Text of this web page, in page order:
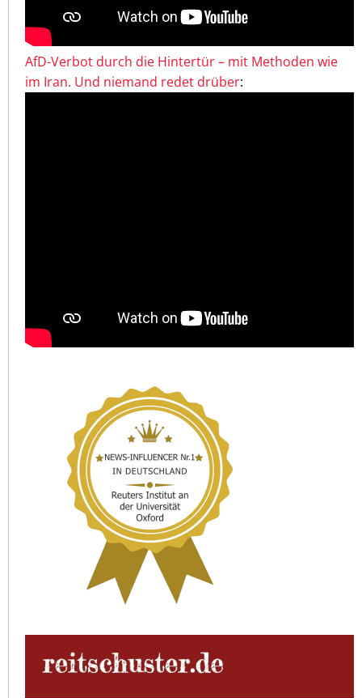
AfD-Verbot durch die Hintertür – mit Methoden wie
im Iran. Und niemand redet drüber: